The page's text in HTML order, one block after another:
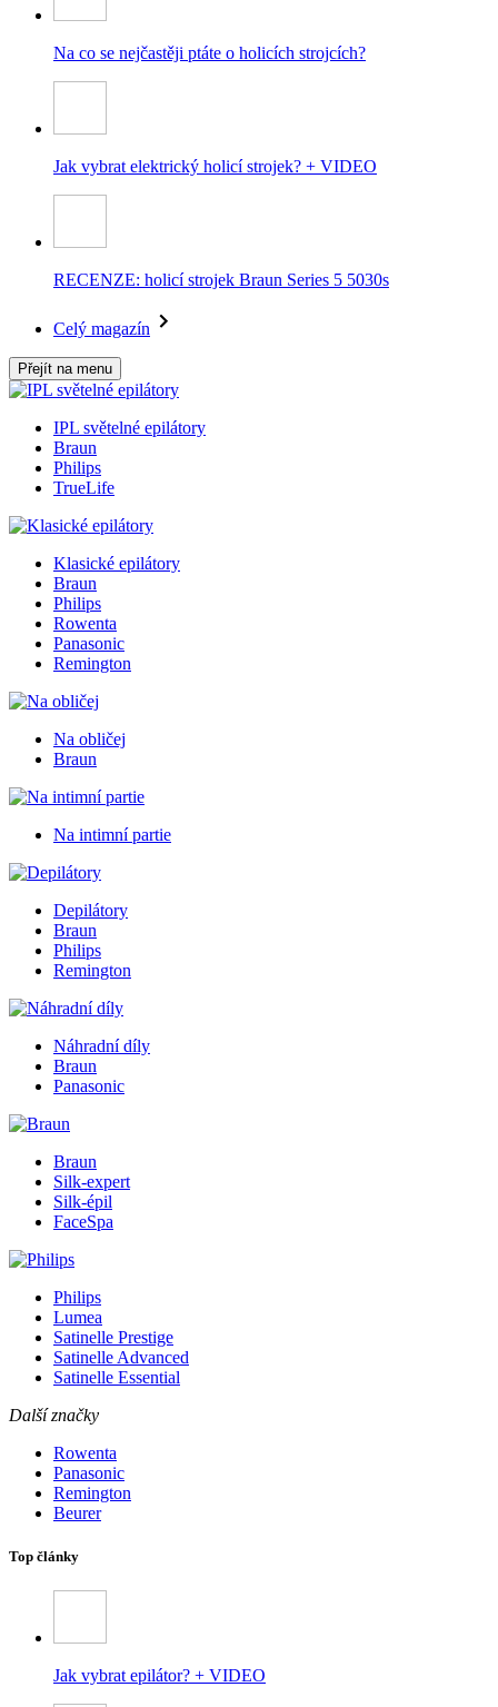
Na co se nejčastěji ptáte o holicích strojcích?
Jak vybrat elektrický holicí strojek? + VIDEO
RECENZE: holicí strojek Braun Series 5 5030s
Celý magazín
Přejít na menu
IPL světelné epilátory
Braun
Philips
TrueLife
Klasické epilátory
Braun
Philips
Rowenta
Panasonic
Remington
Na obličej
Braun
Na intimní partie
Depilátory
Braun
Philips
Remington
Náhradní díly
Braun
Panasonic
Braun
Silk-expert
Silk-épil
FaceSpa
Philips
Lumea
Satinelle Prestige
Satinelle Advanced
Satinelle Essential
Další značky
Rowenta
Panasonic
Remington
Beurer
Top články
Jak vybrat epilátor? + VIDEO